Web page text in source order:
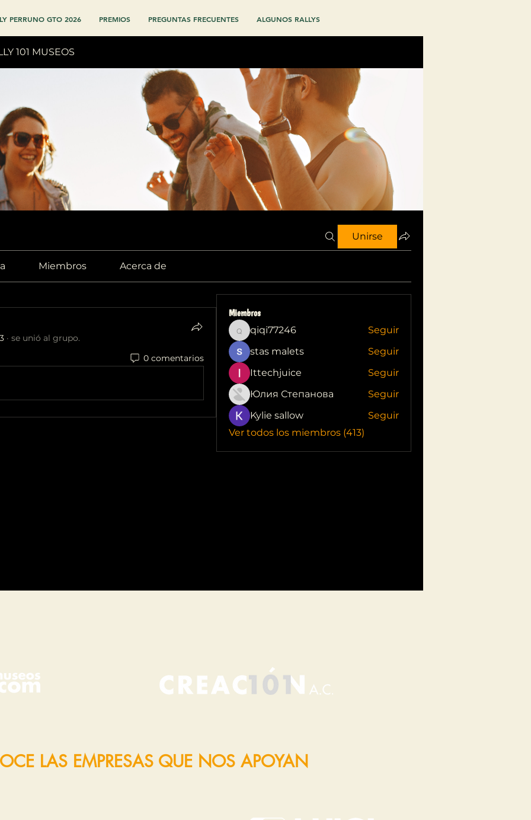
PERRUNO GTO 2026 PREMIOS PREGUNTAS FRECUENTES ALGUNOS RALLYS
101 MUSEOS
Unirse
Miembros Acerca de
· se unió al grupo.
0 comentarios
Miembros
qiqi77246
qiqi77246
Seguir
stas malets
Seguir
Ittechjuice
Seguir
Юлия Степанова
Seguir
Kylie sallow
Seguir
Ver todos los miembros (413)
LAS EMPRESAS QUE NOS APOYAN